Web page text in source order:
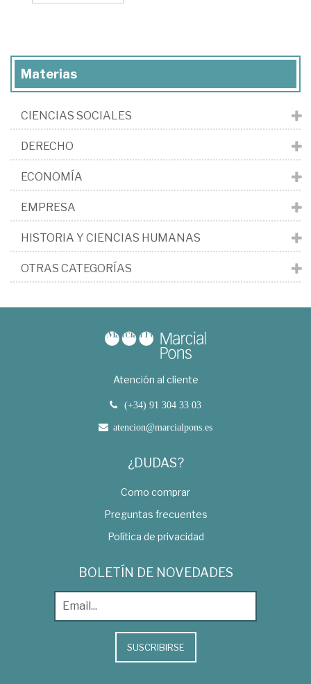
Materias
CIENCIAS SOCIALES
DERECHO
ECONOMÍA
EMPRESA
HISTORIA Y CIENCIAS HUMANAS
OTRAS CATEGORÍAS
Atención al cliente
(+34) 91 304 33 03
atencion@marcialpons.es
¿DUDAS?
Como comprar
Preguntas frecuentes
Política de privacidad
BOLETÍN DE NOVEDADES
SUSCRIBIRSE